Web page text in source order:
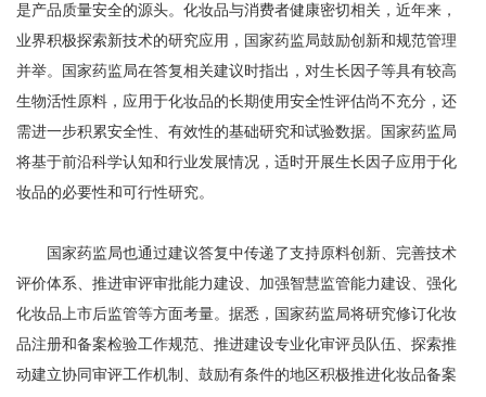
是产品质量安全的源头。化妆品与消费者健康密切相关，近年来，
业界积极探索新技术的研究应用，国家药监局鼓励创新和规范管理
并举。国家药监局在答复相关建议时指出，对生长因子等具有较高
生物活性原料，应用于化妆品的长期使用安全性评估尚不充分，还
需进一步积累安全性、有效性的基础研究和试验数据。国家药监局
将基于前沿科学认知和行业发展情况，适时开展生长因子应用于化
妆品的必要性和可行性研究。
国家药监局也通过建议答复中传递了支持原料创新、完善技术
评价体系、推进审评审批能力建设、加强智慧监管能力建设、强化
化妆品上市后监管等方面考量。据悉，国家药监局将研究修订化妆
品注册和备案检验工作规范、推进建设专业化审评员队伍、探索推
动建立协同审评工作机制、鼓励有条件的地区积极推进化妆品备案